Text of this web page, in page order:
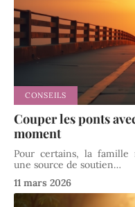
CONSEILS
Couper les ponts
moment
Pour certains, la famille
une source de soutien…
11 mars 2026